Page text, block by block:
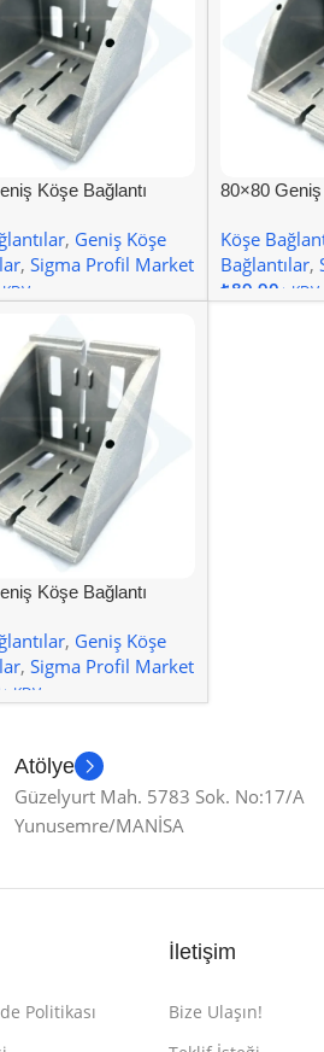
Köşe Bağlantı
, Geniş Köşe
, Sigma Profil Market
80×80 Geniş
Köşe
Bağlantılar,
₺
Köşe Bağlantı
, Geniş Köşe
, Sigma Profil Market
Atölye
Güzelyurt Mah. 5783 Sok. No:17/A
Yunusemre/MANİSA
Politikası
İletişim
Bize Ulaşın!